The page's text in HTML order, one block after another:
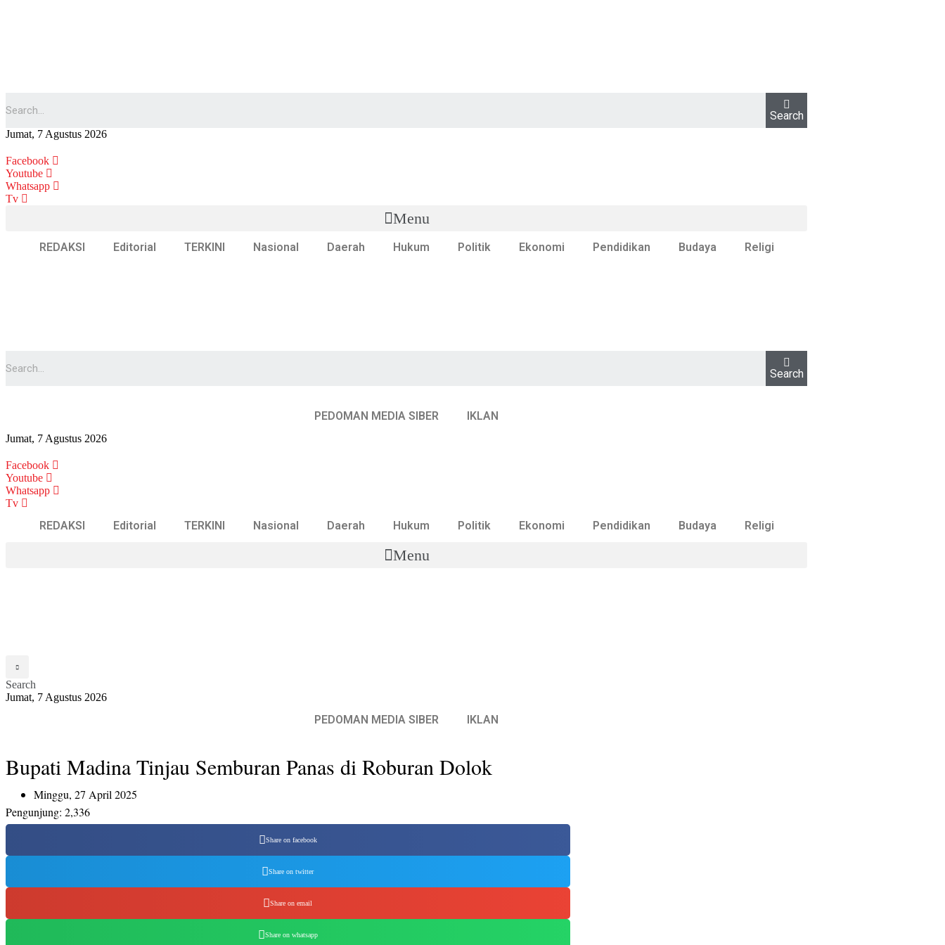
Search
Jumat, 7 Agustus 2026
Facebook
Youtube
Whatsapp
Tv
Menu
REDAKSI Editorial TERKINI Nasional Daerah Hukum Politik Ekonomi Pendidikan Budaya Religi
Search
PEDOMAN MEDIA SIBER IKLAN
Jumat, 7 Agustus 2026
Facebook
Youtube
Whatsapp
Tv
REDAKSI Editorial TERKINI Nasional Daerah Hukum Politik Ekonomi Pendidikan Budaya Religi
Menu
Search
Jumat, 7 Agustus 2026
PEDOMAN MEDIA SIBER IKLAN
Bupati Madina Tinjau Semburan Panas di Roburan Dolok
Minggu, 27 April 2025
Pengunjung: 2,336
Share on facebook
Share on twitter
Share on email
Share on whatsapp